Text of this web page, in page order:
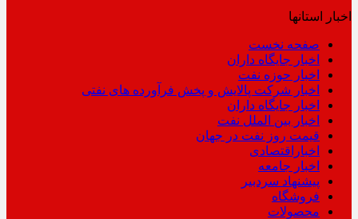
اخبار استانها
صفحه نخست
اخبار جایگاه داران
اخبار حوزه نفت
اخبار شرکت پالایش و پخش فرآورده های نفتی
اخبار جایگاه داران
اخبار بین الملل نفت
قیمت روز نفت در جهان
اخباراقتصادی
اخبار جامعه
پیشنهاد سردبیر
فروشگاه
محصولات